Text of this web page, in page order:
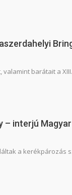
barátait a
interjú
a kerékpározás